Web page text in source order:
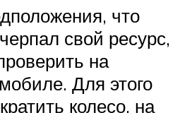
что
свой ресурс,
на
Для этого
колесо, на